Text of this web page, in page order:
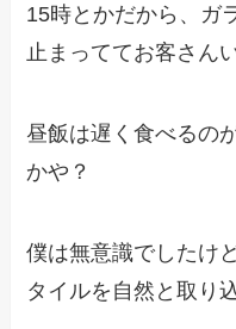
15時とかだから、ガ
止まっててお客さん
昼飯は遅く食べるの
かや？
僕は無意識でしたけ
タイルを自然と取り